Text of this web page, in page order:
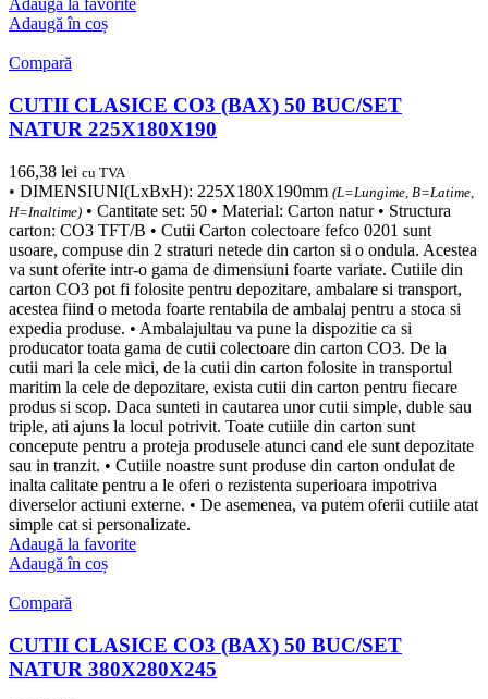
Adaugă la favorite
Adaugă în coș
Compară
CUTII CLASICE CO3 (BAX) 50 BUC/SET
NATUR 225X180X190
166,38 lei cu TVA
• DIMENSIUNI(LxBxH): 225X180X190mm (L=Lungime, B=Latime,
H=Inaltime) • Cantitate set: 50 • Material: Carton natur • Structura
carton: CO3 TFT/B • Cutii Carton colectoare fefco 0201 sunt
usoare, compuse din 2 straturi netede din carton si o ondula. Acestea
va sunt oferite intr-o gama de dimensiuni foarte variate. Cutiile din
carton CO3 pot fi folosite pentru depozitare, ambalare si transport,
acestea fiind o metoda foarte rentabila de ambalaj pentru a stoca si
expedia produse. • Ambalajultau va pune la dispozitie ca si
producator toata gama de cutii colectoare din carton CO3. De la
cutii mari la cele mici, de la cutii din carton folosite in transportul
maritim la cele de depozitare, exista cutii din carton pentru fiecare
produs si scop. Daca sunteti in cautarea unor cutii simple, duble sau
triple, ati ajuns la locul potrivit. Toate cutiile din carton sunt
concepute pentru a proteja produsele atunci cand ele sunt depozitate
sau in tranzit. • Cutiile noastre sunt produse din carton ondulat de
inalta calitate pentru a le oferi o rezistenta superioara impotriva
diverselor actiuni externe. • De asemenea, va putem oferii cutiile atat
simple cat si personalizate.
Adaugă la favorite
Adaugă în coș
Compară
CUTII CLASICE CO3 (BAX) 50 BUC/SET
NATUR 380X280X245